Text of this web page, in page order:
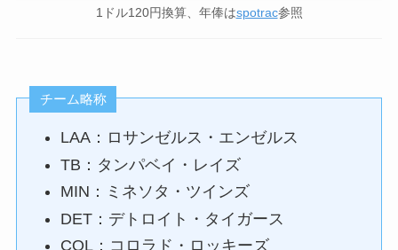
1ドル120円換算、年俸はspotrac参照
チーム略称
LAA：ロサンゼルス・エンゼルス
TB：タンパベイ・レイズ
MIN：ミネソタ・ツインズ
DET：デトロイト・タイガース
COL：コロラド・ロッキーズ